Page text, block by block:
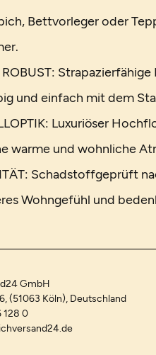
Bettvorleger oder
ROBUST:
und einfach mit dem
Luxuriöser
warme und wohnliche
Schadstoffgeprüft
Wohngefühl und
GmbH
(51063 Köln), Deutschland
128 0